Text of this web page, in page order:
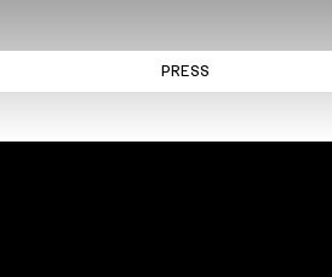
PRESS